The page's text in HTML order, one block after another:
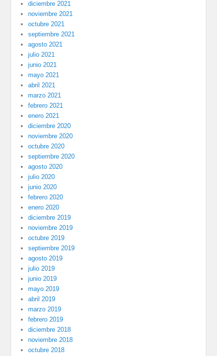
diciembre 2021
noviembre 2021
octubre 2021
septiembre 2021
agosto 2021
julio 2021
junio 2021
mayo 2021
abril 2021
marzo 2021
febrero 2021
enero 2021
diciembre 2020
noviembre 2020
octubre 2020
septiembre 2020
agosto 2020
julio 2020
junio 2020
febrero 2020
enero 2020
diciembre 2019
noviembre 2019
octubre 2019
septiembre 2019
agosto 2019
julio 2019
junio 2019
mayo 2019
abril 2019
marzo 2019
febrero 2019
diciembre 2018
noviembre 2018
octubre 2018